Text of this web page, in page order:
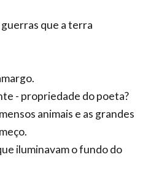
que a terra
- propriedade do poeta?
animais e as grandes
iluminavam o fundo do